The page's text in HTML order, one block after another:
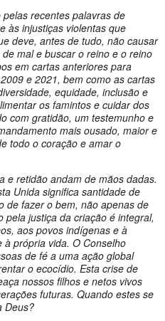
recentes palavras de
às injustiças violentas que
deve, antes de tudo, não causar
mal e buscar o reino e o reino
em cartas anteriores para
e 2021, bem como as cartas
equidade, inclusão e
os famintos e cuidar dos
com gratidão, um testemunho e
mais ousado, maior e
todo o coração e amar o
e retidão andam de mãos dadas.
Unida significa santidade de
de fazer o bem, não apenas de
justiça da criação é integral,
aos povos indígenas e à
à própria vida. O Conselho
de fé a uma ação global
o ecocídio. Esta crise de
nossos filhos e netos vivos
futuras. Quando estes se
Deus?